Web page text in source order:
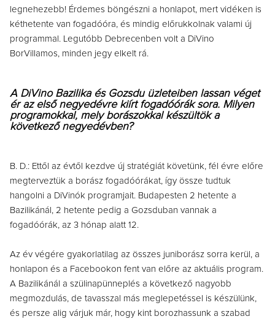
legnehezebb! Érdemes böngészni a honlapot, mert vidéken is
kéthetente van fogadóóra, és mindig előrukkolnak valami új
programmal. Legutóbb Debrecenben volt a DiVino
BorVillamos, minden jegy elkelt rá.
A DiVino Bazilika és Gozsdu üzleteiben lassan véget
ér az első negyedévre kiírt fogadóórák sora. Milyen
programokkal, mely borászokkal készültök a
következő negyedévben?
B. D.: Ettől az évtől kezdve új stratégiát követünk, fél évre előre
megterveztük a borász fogadóórákat, így össze tudtuk
hangolni a DiVinók programjait. Budapesten 2 hetente a
Bazilikánál, 2 hetente pedig a Gozsduban vannak a
fogadóórák, az 3 hónap alatt 12.
Az év végére gyakorlatilag az összes juniborász sorra kerül, a
honlapon és a Facebookon fent van előre az aktuális program.
A Bazilikánál a szülinapünneplés a következő nagyobb
megmozdulás, de tavasszal más meglepetéssel is készülünk,
és persze alig várjuk már, hogy kint borozhassunk a szabad